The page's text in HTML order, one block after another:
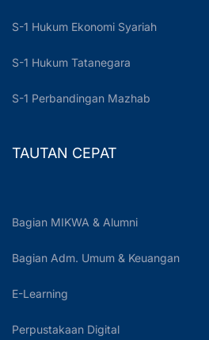
S-1 Hukum Ekonomi Syariah
S-1 Hukum Tatanegara
S-1 Perbandingan Mazhab
TAUTAN CEPAT
Bagian MIKWA & Alumni
Bagian Adm. Umum & Keuangan
E-Learning
Perpustakaan Digital